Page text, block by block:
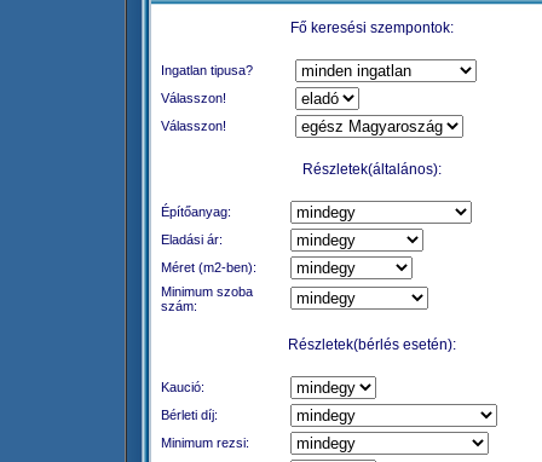
Fő keresési szempontok:
Ingatlan tipusa?
Válasszon!
Válasszon!
Részletek(általános):
Építőanyag:
Eladási ár:
Méret (m2-ben):
Minimum szoba
szám:
Részletek(bérlés esetén):
Kaució:
Bérleti díj:
Minimum rezsi: